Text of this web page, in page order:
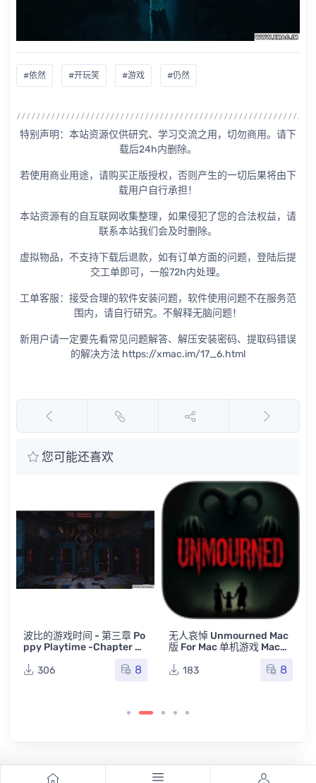
#依然 #开玩笑 #游戏 #仍然
特别声明：本站资源仅供研究、学习交流之用，切勿商用。请下
载后24h内删除。
若使用商业用途，请购买正版授权，否则产生的一切后果将由下
载用户自行承担！
本站资源有的自互联网收集整理，如果侵犯了您的合法权益，请
联系本站我们会及时删除。
虚拟物品，不支持下载后退款，如有订单方面的问题，登陆后提
交工单即可，一般72h内处理。
工单客服：接受合理的软件安装问题，软件使用问题不在服务范
围内，请自行研究。不解释无脑问题！
新用户请一定要先看常见问题解答、解压安装密码、提取码错误
的解决方法 https://xmac.im/17_6.html
您可能还喜欢
波比的游戏时间 - 第三章 Po
ppy Playtime -Chapter 3
ac游戏
306 8
无人哀悼 Unmourned Mac
版 For Mac 单机游戏 Mac游
183
8